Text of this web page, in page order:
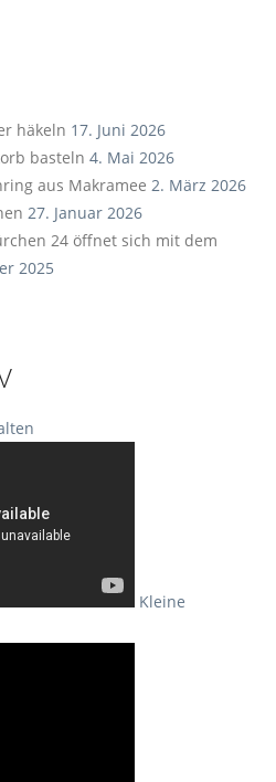
häkeln 17. Juni 2026
basteln 4. Mai 2026
aus Makramee 2. März 2026
27. Januar 2026
24 öffnet sich mit dem
2025
Kleine